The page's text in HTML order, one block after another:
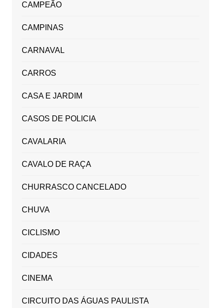
CAMPEÃO
CAMPINAS
CARNAVAL
CARROS
CASA E JARDIM
CASOS DE POLICIA
CAVALARIA
CAVALO DE RAÇA
CHURRASCO CANCELADO
CHUVA
CICLISMO
CIDADES
CINEMA
CIRCUITO DAS ÁGUAS PAULISTA